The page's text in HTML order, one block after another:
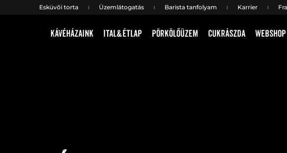
Esküvői torta Üzemlátogatás Barista tanfolyam Karrier
Kávéházaink Ital&étlap Pörkölőüzem Cukrászda Webshop